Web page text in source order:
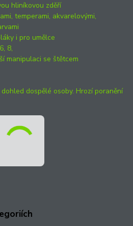
hliníkovou zděří
temperami, akvarelovými,
i pro umělce
8,
manipulaci se štětcem
dospělé osoby. Hrozí poranění